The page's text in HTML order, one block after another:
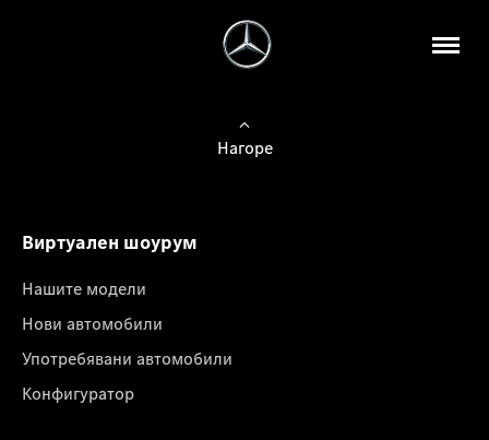
Нагоре
Виртуален шоурум
Нашите модели
Нови автомобили
Употребявани автомобили
Конфигуратор